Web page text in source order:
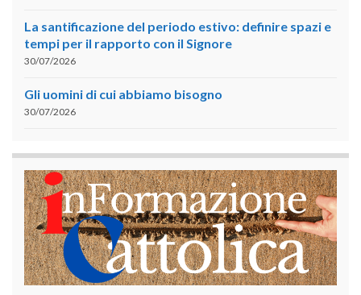
La santificazione del periodo estivo: definire spazi e
tempi per il rapporto con il Signore
30/07/2026
Gli uomini di cui abbiamo bisogno
30/07/2026